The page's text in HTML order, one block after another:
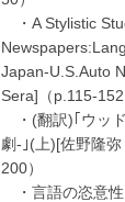
・A Stylistic
Japan-U.S.Auto
Sera]（p.115-152
・(翻訳)｢ウッ
劇-｣(上)[佐野隆
200）
・言語の恣意